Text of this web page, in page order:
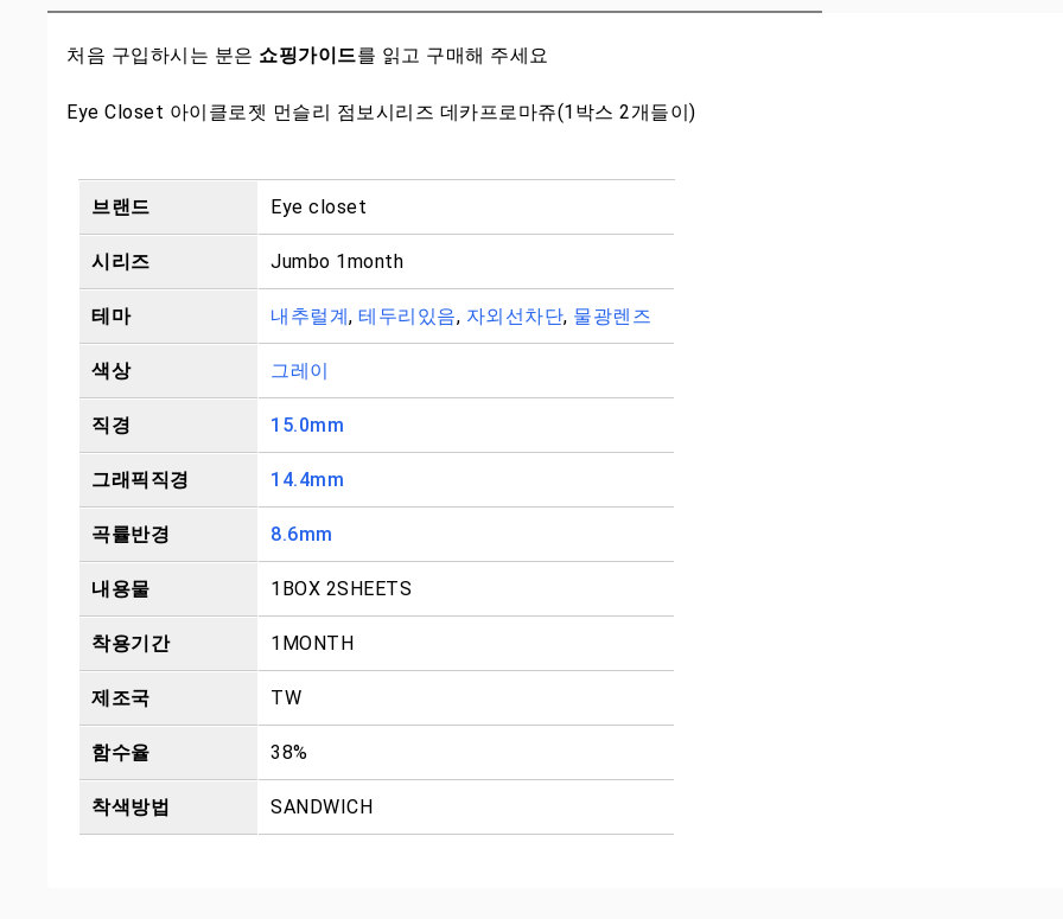
처음 구입하시는 분은 쇼핑가이드를 읽고 구매해 주세요
Eye Closet 아이클로젯 먼슬리 점보시리즈 데카프로마쥬(1박스 2개들이)
브랜드 Eye closet
시리즈 Jumbo 1month
테마 내추럴계, 테두리있음, 자외선차단, 물광렌즈
색상 그레이
직경 15.0mm
그래픽직경 14.4mm
곡률반경 8.6mm
내용물 1BOX 2SHEETS
착용기간 1MONTH
제조국 TW
함수율 38%
착색방법 SANDWICH